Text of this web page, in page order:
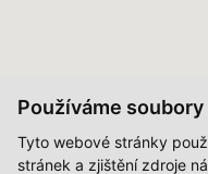
Používáme
Tyto webové stránky
stránek a zjištění zdroje